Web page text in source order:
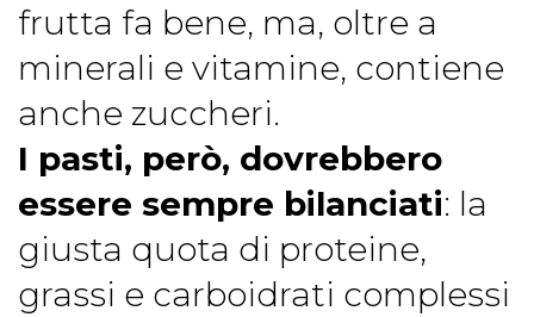
frutta fa bene, ma, oltre a
minerali e vitamine, contiene
anche zuccheri.
I pasti, però, dovrebbero
essere sempre bilanciati: la
giusta quota di proteine,
grassi e carboidrati complessi